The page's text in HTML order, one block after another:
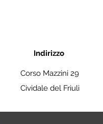
Indirizzo
Corso Mazzini 29
Cividale del Friuli